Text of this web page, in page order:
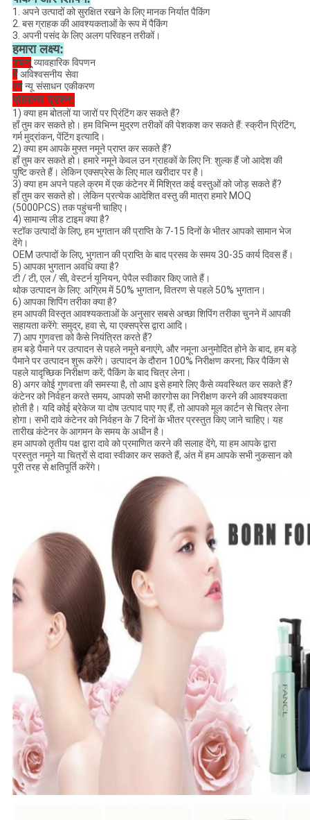
1. अपने उत्पादों को सुरक्षित रखने के लिए मानक निर्यात पैकिंग
2. बस ग्राहक की आवश्यकताओं के रूप में पैकिंग
3. अपनी पसंद के लिए अलग परिवहन तरीकों।
हमारा लक्ष्य:
डब्ल्यूव्यावहारिक विपणन
मैंअविश्वसनीय सेवा
एनन्यू संसाधन एकीकरण
सामान्य प्रश्न:
1) क्या हम बोतलों या जारों पर प्रिंटिंग कर सकते हैं?
हाँ तुम कर सकते हो। हम विभिन्न मुद्रण तरीकों की पेशकश कर सकते हैं: स्क्रीन प्रिंटिंग,
गर्म मुद्रांकन, पेंटिंग इत्यादि।
2) क्या हम आपके मुफ्त नमूने प्राप्त कर सकते हैं?
हाँ तुम कर सकते हो। हमारे नमूने केवल उन ग्राहकों के लिए नि: शुल्क हैं जो आदेश की
पुष्टि करते हैं। लेकिन एक्सप्रेस के लिए माल खरीदार पर है।
3) क्या हम अपने पहले क्रम में एक कंटेनर में मिश्रित कई वस्तुओं को जोड़ सकते हैं?
हाँ तुम कर सकते हो। लेकिन प्रत्येक आदेशित वस्तु की मात्रा हमारे MOQ
(5000PCS) तक पहुंचनी चाहिए।
4) सामान्य लीड टाइम क्या है?
स्टॉक उत्पादों के लिए, हम भुगतान की प्राप्ति के 7-15 दिनों के भीतर आपको सामान भेज
देंगे।
OEM उत्पादों के लिए, भुगतान की प्राप्ति के बाद प्रसव के समय 30-35 कार्य दिवस हैं।
5) आपका भुगतान अवधि क्या है?
टी / टी, एल / सी, वेस्टर्न यूनियन, पेपैल स्वीकार किए जाते हैं।
थोक उत्पादन के लिए: अग्रिम में 50% भुगतान, वितरण से पहले 50% भुगतान।
6) आपका शिपिंग तरीका क्या है?
हम आपकी विस्तृत आवश्यकताओं के अनुसार सबसे अच्छा शिपिंग तरीका चुनने में आपकी
सहायता करेंगे: समुद्र, हवा से, या एक्सप्रेस द्वारा आदि।
7) आप गुणवत्ता को कैसे नियंत्रित करते हैं?
हम बड़े पैमाने पर उत्पादन से पहले नमूने बनाएंगे, और नमूना अनुमोदित होने के बाद, हम बड़े
पैमाने पर उत्पादन शुरू करेंगे। उत्पादन के दौरान 100% निरीक्षण करना; फिर पैकिंग से
पहले यादृच्छिक निरीक्षण करें; पैकिंग के बाद चित्र लेना।
8) अगर कोई गुणवत्ता की समस्या है, तो आप इसे हमारे लिए कैसे व्यवस्थित कर सकते हैं?
कंटेनर को निर्वहन करते समय, आपको सभी कारगोस का निरीक्षण करने की आवश्यकता
होती है। यदि कोई ब्रेकेज या दोष उत्पाद पाए गए हैं, तो आपको मूल कार्टन से चित्र लेना
होगा। सभी दावे कंटेनर को निर्वहन के 7 दिनों के भीतर प्रस्तुत किए जाने चाहिए। यह
तारीख कंटेनर के आगमन के समय के अधीन है।
हम आपको तृतीय पक्ष द्वारा दावे को प्रमाणित करने की सलाह देंगे, या हम आपके द्वारा
प्रस्तुत नमूने या चित्रों से दावा स्वीकार कर सकते हैं, अंत में हम आपके सभी नुकसान को
पूरी तरह से क्षतिपूर्ति करेंगे।